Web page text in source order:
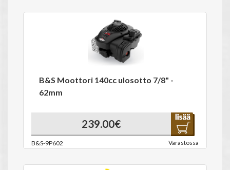
B&S Moottori 140cc ulosotto 7/8" -
62mm
239.00€
B&S-9P602 Varastossa